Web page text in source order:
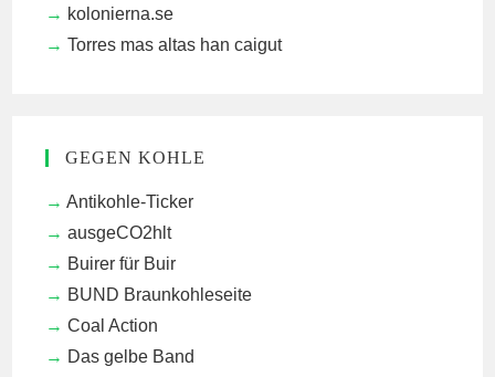
kolonierna.se
Torres mas altas han caigut
GEGEN KOHLE
Antikohle-Ticker
ausgeCO2hlt
Buirer für Buir
BUND Braunkohleseite
Coal Action
Das gelbe Band